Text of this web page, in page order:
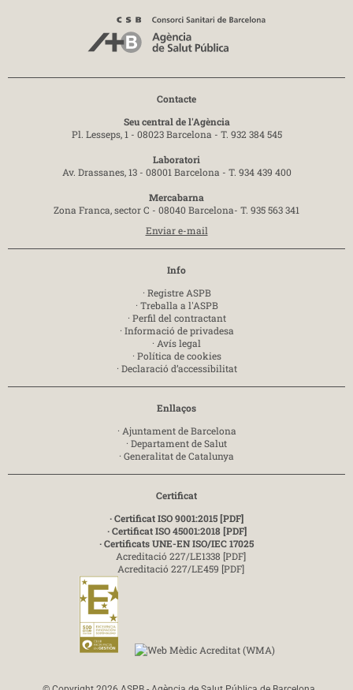
Contacte
Seu central de l'Agència
Pl. Lesseps, 1 - 08023 Barcelona - T. 932 384 545
Laboratori
Av. Drassanes, 13 - 08001 Barcelona - T. 934 439 400
Mercabarna
Zona Franca, sector C - 08040 Barcelona- T. 935 563 341
Enviar e-mail
Info
· Registre ASPB
· Treballa a l'ASPB
· Perfil del contractant
· Informació de privadesa
· Avís legal
· Política de cookies
· Declaració d’accessibilitat
Enllaços
· Ajuntament de Barcelona
· Departament de Salut
· Generalitat de Catalunya
Certificat
· Certificat ISO 9001:2015 [PDF]
· Certificat ISO 45001:2018 [PDF]
· Certificats UNE-EN ISO/IEC 17025
Acreditació 227/LE1338 [PDF]
Acreditació 227/LE459 [PDF]